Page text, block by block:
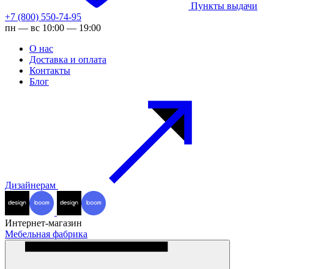
Пункты выдачи
+7 (800) 550-74-95
пн — вс 10:00 — 19:00
О нас
Доставка и оплата
Контакты
Блог
Дизайнерам
Интернет-магазин
Мебельная фабрика